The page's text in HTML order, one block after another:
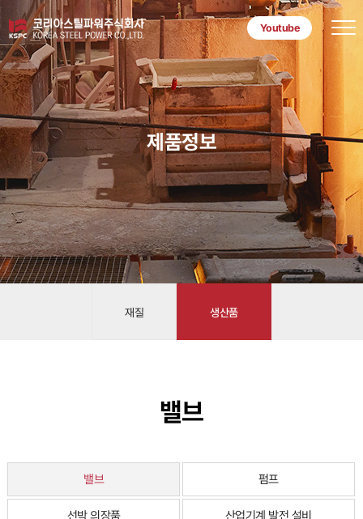
본문 바로가기
Youtube
제품정보
재질 생산품
밸브
밸브 펌프
선박 의장품 산업기계 발전 설비